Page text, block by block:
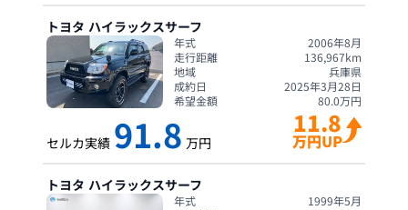
トヨタ ハイラックスサーフ
年式
2006年8月
走行距離
136,967km
地域
兵庫県
成約日
2025年3月28日
希望金額
80.0万円
セルカ実績 91.8 万円
11.8
万円UP
トヨタ ハイラックスサーフ
年式
1999年5月